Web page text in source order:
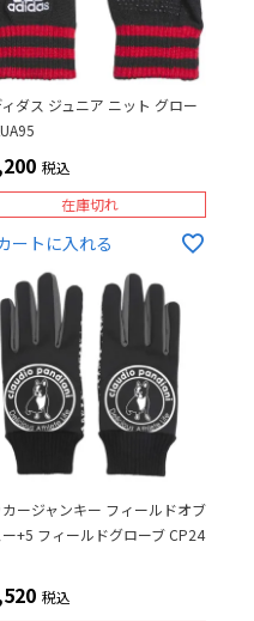
ダス ジュニア ニット グロー
税込
在庫切れ
ートに入れる
ージャンキー フィールドオブ
ー+5 フィールドグローブ CP24
税込